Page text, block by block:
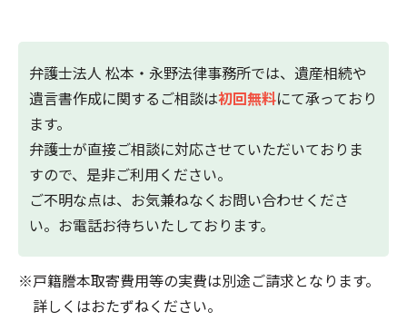
弁護士法人 松本・永野法律事務所では、遺産相続や
遺言書作成に関するご相談は初回無料にて承っており
ます。
弁護士が直接ご相談に対応させていただいておりま
すので、是非ご利用ください。
ご不明な点は、お気兼ねなくお問い合わせくださ
い。お電話お待ちいたしております。
戸籍謄本取寄費用等の実費は別途ご請求となります。
詳しくはおたずねください。